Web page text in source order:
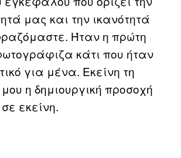
μας και την ικανότητά
Ήταν η πρώτη
κάτι που ήταν
για μένα. Εκείνη τη
η δημιουργική προσοχή
εκείνη.